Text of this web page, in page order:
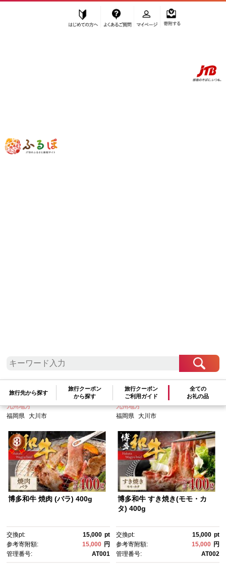
ふるぽ JTBのふるさと納税サイト
旅行先から探す
旅行クーポン
から探す
旅行クーポン
ご利用ガイド
全ての
お礼の品
揃い 5000g 5キロ 肉じゃが 牛
参考寄附額:
55,000 円
管理番号:
FJ065
九州地方
福岡県
大川市
15,000 pt
参考寄附額:
15,000 円
管理番号:
FJ058
九州地方
福岡県 大川市
博多和牛 焼肉 (バラ) 400g
交換pt: 15,000 pt
参考寄附額:
15,000 円
管理番号:
AT001
博多和牛 すき焼き(モモ・カ
タ) 400g
交換pt: 15,000 pt
参考寄附額:
15,000 円
管理番号:
AT002